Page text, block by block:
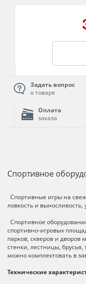
Задать вопрос
о товаре
Оплата
заказа
Спортивное
Спортивные игры на
ловкость и
Спортивное
спортивно-игровых
парков, скверов и дворов
стенки, лестницы,
можно комплектовать в
Технические